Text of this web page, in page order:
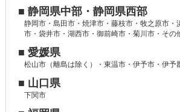
■ 静岡県中部・静岡県西部
静岡市・島田市・焼津市・藤枝市・牧之原市・
市・袋井市・湖西市・御前崎市・菊川市・その
■ 愛媛県
松山市（離島は除く）・東温市・伊予市・伊予
■ 山口県
下関市